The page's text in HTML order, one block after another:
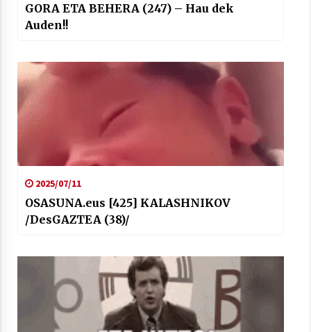
GORA ETA BEHERA (247) – Hau dek
Auden!!
2025/07/11
OSASUNA.eus [425] KALASHNIKOV
/DesGAZTEA (38)/